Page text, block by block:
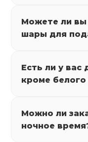
Можете ли вы
шары для
Есть ли у вас
кроме
Можно ли
ночное